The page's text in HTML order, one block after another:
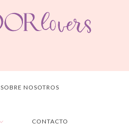
SOBRE NOSOTROS
CONTACTO